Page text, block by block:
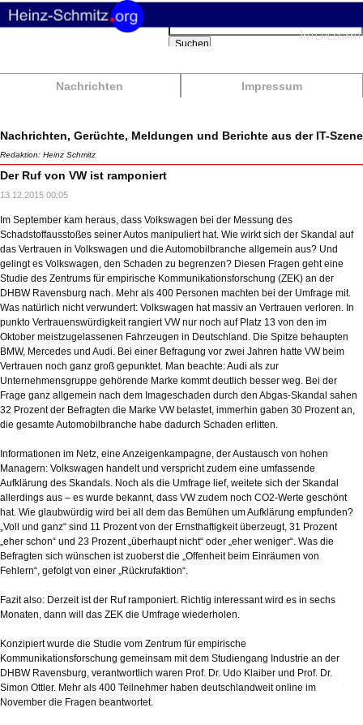
Nachrichten Impressum
Suchbegriffe
Suchen
Nachrichten, Gerüchte, Meldungen und Berichte aus der IT-Szene
Redaktion: Heinz Schmitz
Der Ruf von VW ist ramponiert
13.12.2015 00:05
Im September kam heraus, dass Volkswagen bei der Messung des
Schadstoffausstoßes seiner Autos manipuliert hat. Wie wirkt sich der Skandal auf
das Vertrauen in Volkswagen und die Automobilbranche allgemein aus? Und
gelingt es Volkswagen, den Schaden zu begrenzen? Diesen Fragen geht eine
Studie des Zentrums für empirische Kommunikationsforschung (ZEK) an der
DHBW Ravensburg nach. Mehr als 400 Personen machten bei der Umfrage mit.
Was natürlich nicht verwundert: Volkswagen hat massiv an Vertrauen verloren. In
punkto Vertrauenswürdigkeit rangiert VW nur noch auf Platz 13 von den im
Oktober meistzugelassenen Fahrzeugen in Deutschland. Die Spitze behaupten
BMW, Mercedes und Audi. Bei einer Befragung vor zwei Jahren hatte VW beim
Vertrauen noch ganz groß gepunktet. Man beachte: Audi als zur
Unternehmensgruppe gehörende Marke kommt deutlich besser weg. Bei der
Frage ganz allgemein nach dem Imageschaden durch den Abgas-Skandal sahen
32 Prozent der Befragten die Marke VW belastet, immerhin gaben 30 Prozent an,
die gesamte Automobilbranche habe dadurch Schaden erlitten.
Informationen im Netz, eine Anzeigenkampagne, der Austausch von hohen
Managern: Volkswagen handelt und verspricht zudem eine umfassende
Aufklärung des Skandals. Noch als die Umfrage lief, weitete sich der Skandal
allerdings aus – es wurde bekannt, dass VW zudem noch CO2-Werte geschönt
hat. Wie glaubwürdig wird bei all dem das Bemühen um Aufklärung empfunden?
„Voll und ganz“ sind 11 Prozent von der Ernsthaftigkeit überzeugt, 31 Prozent
„eher schon“ und 23 Prozent „überhaupt nicht“ oder „eher weniger“. Was die
Befragten sich wünschen ist zuoberst die „Offenheit beim Einräumen von
Fehlern“, gefolgt von einer „Rückrufaktion“.
Fazit also: Derzeit ist der Ruf ramponiert. Richtig interessant wird es in sechs
Monaten, dann will das ZEK die Umfrage wiederholen.
Konzipiert wurde die Studie vom Zentrum für empirische
Kommunikationsforschung gemeinsam mit dem Studiengang Industrie an der
DHBW Ravensburg, verantwortlich waren Prof. Dr. Udo Klaiber und Prof. Dr.
Simon Ottler. Mehr als 400 Teilnehmer haben deutschlandweit online im
November die Fragen beantwortet.